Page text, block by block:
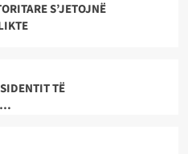
S’JETOJNË
TË